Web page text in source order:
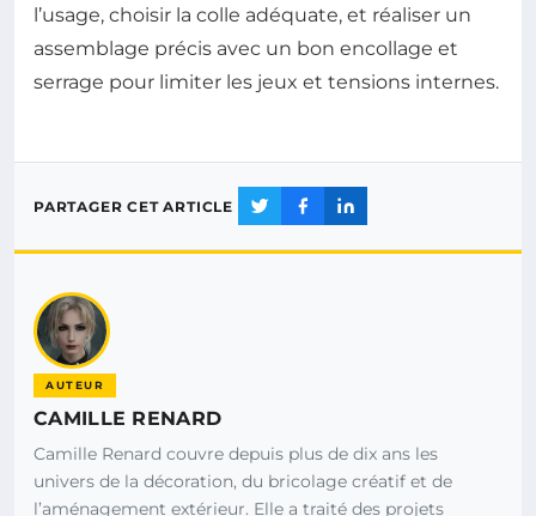
l’usage, choisir la colle adéquate, et réaliser un
assemblage précis avec un bon encollage et
serrage pour limiter les jeux et tensions internes.
PARTAGER CET ARTICLE
AUTEUR
CAMILLE RENARD
Camille Renard couvre depuis plus de dix ans les
univers de la décoration, du bricolage créatif et de
l’aménagement extérieur. Elle a traité des projets